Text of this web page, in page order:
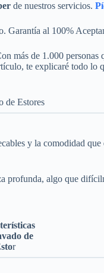
de nuestros servicios.
Garantía al 100%
más de 1.000
te explicaré todo lo
y la comodidad
profunda, algo que
de
r